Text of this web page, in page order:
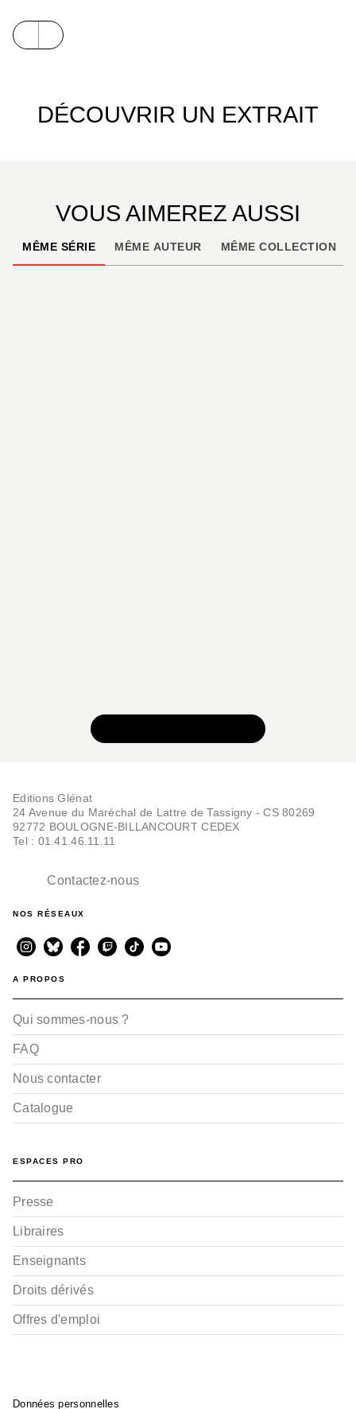
DÉCOUVRIR UN EXTRAIT
VOUS AIMEREZ AUSSI
MÊME SÉRIE MÊME AUTEUR MÊME COLLECTION
Editions Glénat
24 Avenue du Maréchal de Lattre de Tassigny - CS 80269
92772 BOULOGNE-BILLANCOURT CEDEX
Tel : 01.41.46.11.11
Contactez-nous
NOS RÉSEAUX
A PROPOS
Qui sommes-nous ?
FAQ
Nous contacter
Catalogue
ESPACES PRO
Presse
Libraires
Enseignants
Droits dérivés
Offres d'emploi
Données personnelles